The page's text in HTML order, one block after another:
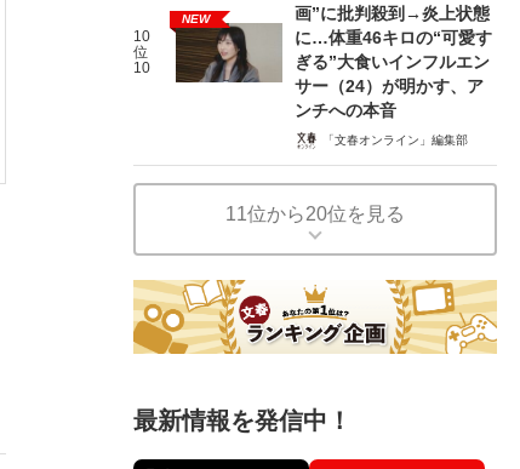
10
位
10
NEW
画”に批判殺到→炎上状態
に…体重46キロの“可愛す
ぎる”大食いインフルエン
サー（24）が明かす、ア
ンチへの本音
「文春オンライン」編集部
11位から20位を見る
最新情報を発信中！